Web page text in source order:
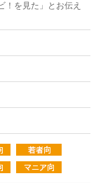
を見た」とお伝え